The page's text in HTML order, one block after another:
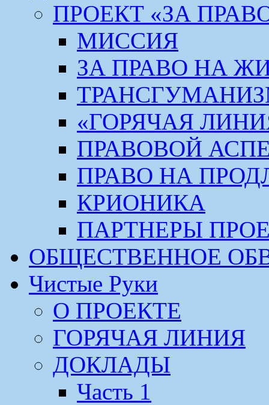
ПРОЕКТ «ЗА
МИССИЯ
ЗА ПРАВО НА
«ГОРЯЧАЯ
ПРАВОВОЙ
ПРАВО НА
КРИОНИКА
ПАРТНЕРЫ
ОБЩЕСТВЕННОЕ
Чистые Руки
О ПРОЕКТЕ
ГОРЯЧАЯ ЛИНИЯ
ДОКЛАДЫ
Часть 1